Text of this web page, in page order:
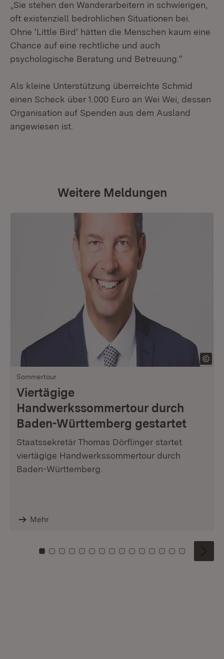
„Sie stehen den Wanderarbeitern in schwierigen,
oft existenziell bedrohlichen Situationen bei.
Ohne 'Little Bird' hätten die Menschen kaum eine
Chance auf eine rechtliche und auch
psychologische Beratung und Betreuung.“
Als kleine Unterstützung überreichte Schmid
einen Scheck über 1.000 Euro an Wei Wei, dessen
Organisation auf Spenden aus dem Ausland
angewiesen ist.
Weitere Meldungen
Sommertour
Viertägige
Handwerkssommertour durch
Baden-Württemberg gestartet
Staatssekretär Thomas Dörflinger startet
viertägige Handwerkssommertour durch
Baden-Württemberg.
Mehr
Zu Kachel: 0
Zu Kachel: 1
Zu Kachel: 2
Zu Kachel: 3
Zu Kachel: 4
Zu Kachel: 5
Zu Kachel: 6
Zu Kachel: 7
Zu Kachel: 8
Zu Kachel: 9
Zu Kachel: 10
Zu Kachel: 11
Zu Kachel: 12
Zu Kachel:
Zu